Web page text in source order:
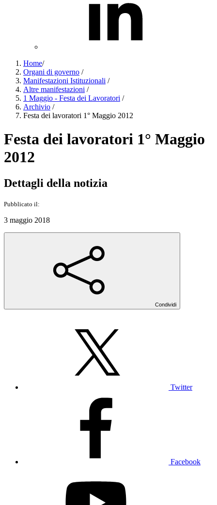
Home/
Organi di governo /
Manifestazioni Istituzionali /
Altre manifestazioni /
1 Maggio - Festa dei Lavoratori /
Archivio /
Festa dei lavoratori 1° Maggio 2012
Festa dei lavoratori 1° Maggio
2012
Dettagli della notizia
Pubblicato il:
3 maggio 2018
Condividi
Twitter
Facebook